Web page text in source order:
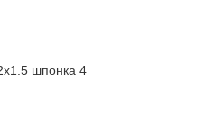
шпонка 4